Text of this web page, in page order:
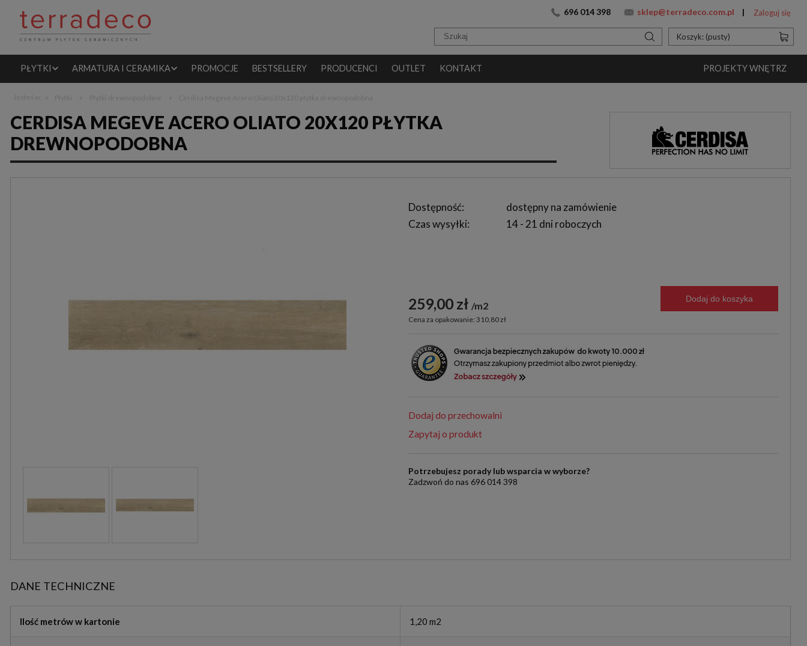
696 014 398 sklep@terradeco.com.pl Zaloguj się
Koszyk: (pusty)
PŁYTKI ARMATURA I CERAMIKA PROMOCJE BESTSELLERY PRODUCENCI OUTLET KONTAKT PROJEKTY WNĘTRZ
CERDISA MEGEVE ACERO OLIATO 20X120 PŁYTKA
DREWNOPODOBNA
Dostępność:
dostępny na zamówienie
Czas wysyłki:
14 - 21 dni roboczych
259,00 zł m2
Cena za opakowanie: 310,80 zł
Dodaj do koszyka
Dodaj do przechowalni
Zapytaj o produkt
Potrzebujesz porady lub wsparcia w wyborze?
Zadzwoń do nas 696 014 398
DANE TECHNICZNE
Ilość metrów w kartonie 1,20 m2